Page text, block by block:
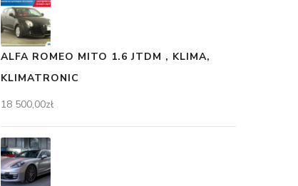
ALFA ROMEO MITO 1.6 JTDM , KLIMA,
KLIMATRONIC
18 500,00zł